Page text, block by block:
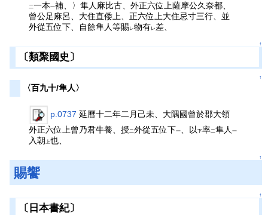
二一本一補、〉隼人麻比古、外正六位上薩摩公久奈都、
曾公足麻呂、大住直倭上、正六位上大住忌寸三行、並
外從五位下、自餘隼人等賜レ物有レ 差、
↑
〔類聚國史〕
↑
〈百九十/隼人〉
p.0737 延曆十二年二月己未、大隅國曾於郡大領
外正六位上曾乃君牛養、授二外從五位下一 、以下率二隼人一
入朝上也、
↑
賜饗
↑
〔日本書紀〕